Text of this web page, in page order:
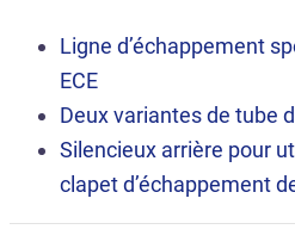
Ligne d’échappement
ECE
Deux variantes de tube
Silencieux arrière pour
clapet d’échappement